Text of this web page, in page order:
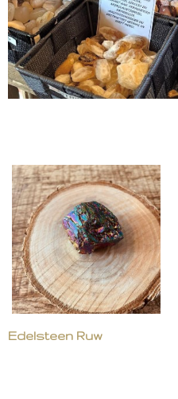
Edelsteen Ruw